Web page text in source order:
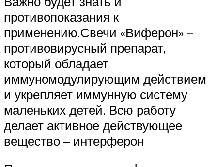
противопоказания к
применению.Свечи «Виферон» –
противовирусный препарат,
который обладает
иммуномодулирующим действием
и укрепляет иммунную систему
маленьких детей. Всю работу
делает активное действующее
вещество – интерферон